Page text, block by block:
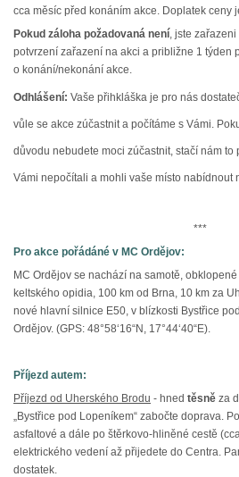
cca měsíc před konáním akce. Doplatek ceny
Pokud záloha požadovaná není, jste
potvrzení zařazení na akci a približne 1 týden
o konání/nekonání akce.
Odhlášení: Vaše přihkláška je pro nás
vůle se akce zúčastnit a počítáme s Vámi.
důvodu nebudete moci zúčastnit, stačí nám to
Vámi nepočítali a mohli vaše místo nabídnout
***
Pro akce pořádáné v MC Ordějov:
MC Ordějov se nachází na samotě,
keltského opidia, 100 km od Brna, 10 km za
nové hlavní silnice E50, v blízkosti Bystřice
Ordějov. (GPS: 48°58‘16“N, 17°44‘40“E).
Příjezd autem:
Příjezd od Uherského Brodu - hned těsně za
„Bystřice pod Lopeníkem“ zabočte doprava.
asfaltové a dále po štěrkovo-hliněné cestě
elektrického vedení až přijedete do Centra.
dostatek.